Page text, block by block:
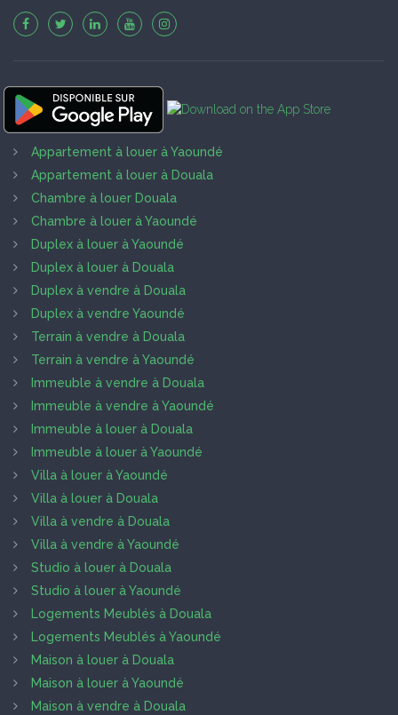
Appartement à louer à Yaoundé
Appartement à louer à Douala
Chambre à louer Douala
Chambre à louer à Yaoundé
Duplex à louer à Yaoundé
Duplex à louer à Douala
Duplex à vendre à Douala
Duplex à vendre Yaoundé
Terrain à vendre à Douala
Terrain à vendre à Yaoundé
Immeuble à vendre à Douala
Immeuble à vendre à Yaoundé
Immeuble à louer à Douala
Immeuble à louer à Yaoundé
Villa à louer à Yaoundé
Villa à louer à Douala
Villa à vendre à Douala
Villa à vendre à Yaoundé
Studio à louer à Douala
Studio à louer à Yaoundé
Logements Meublés à Douala
Logements Meublés à Yaoundé
Maison à louer à Douala
Maison à louer à Yaoundé
Maison à vendre à Douala